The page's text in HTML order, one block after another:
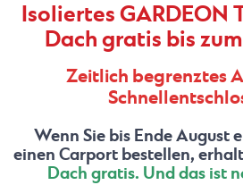
Isoliertes GARDEON
Dach gratis bis
Zeitlich begrenztes
Wenn Sie bis Ende August
einen Carport bestellen,
Dach gratis. Und das ist